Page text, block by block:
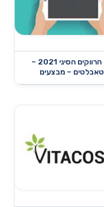
יום הרווקים הסיני 2021 –
טאבלטים – מבצעים